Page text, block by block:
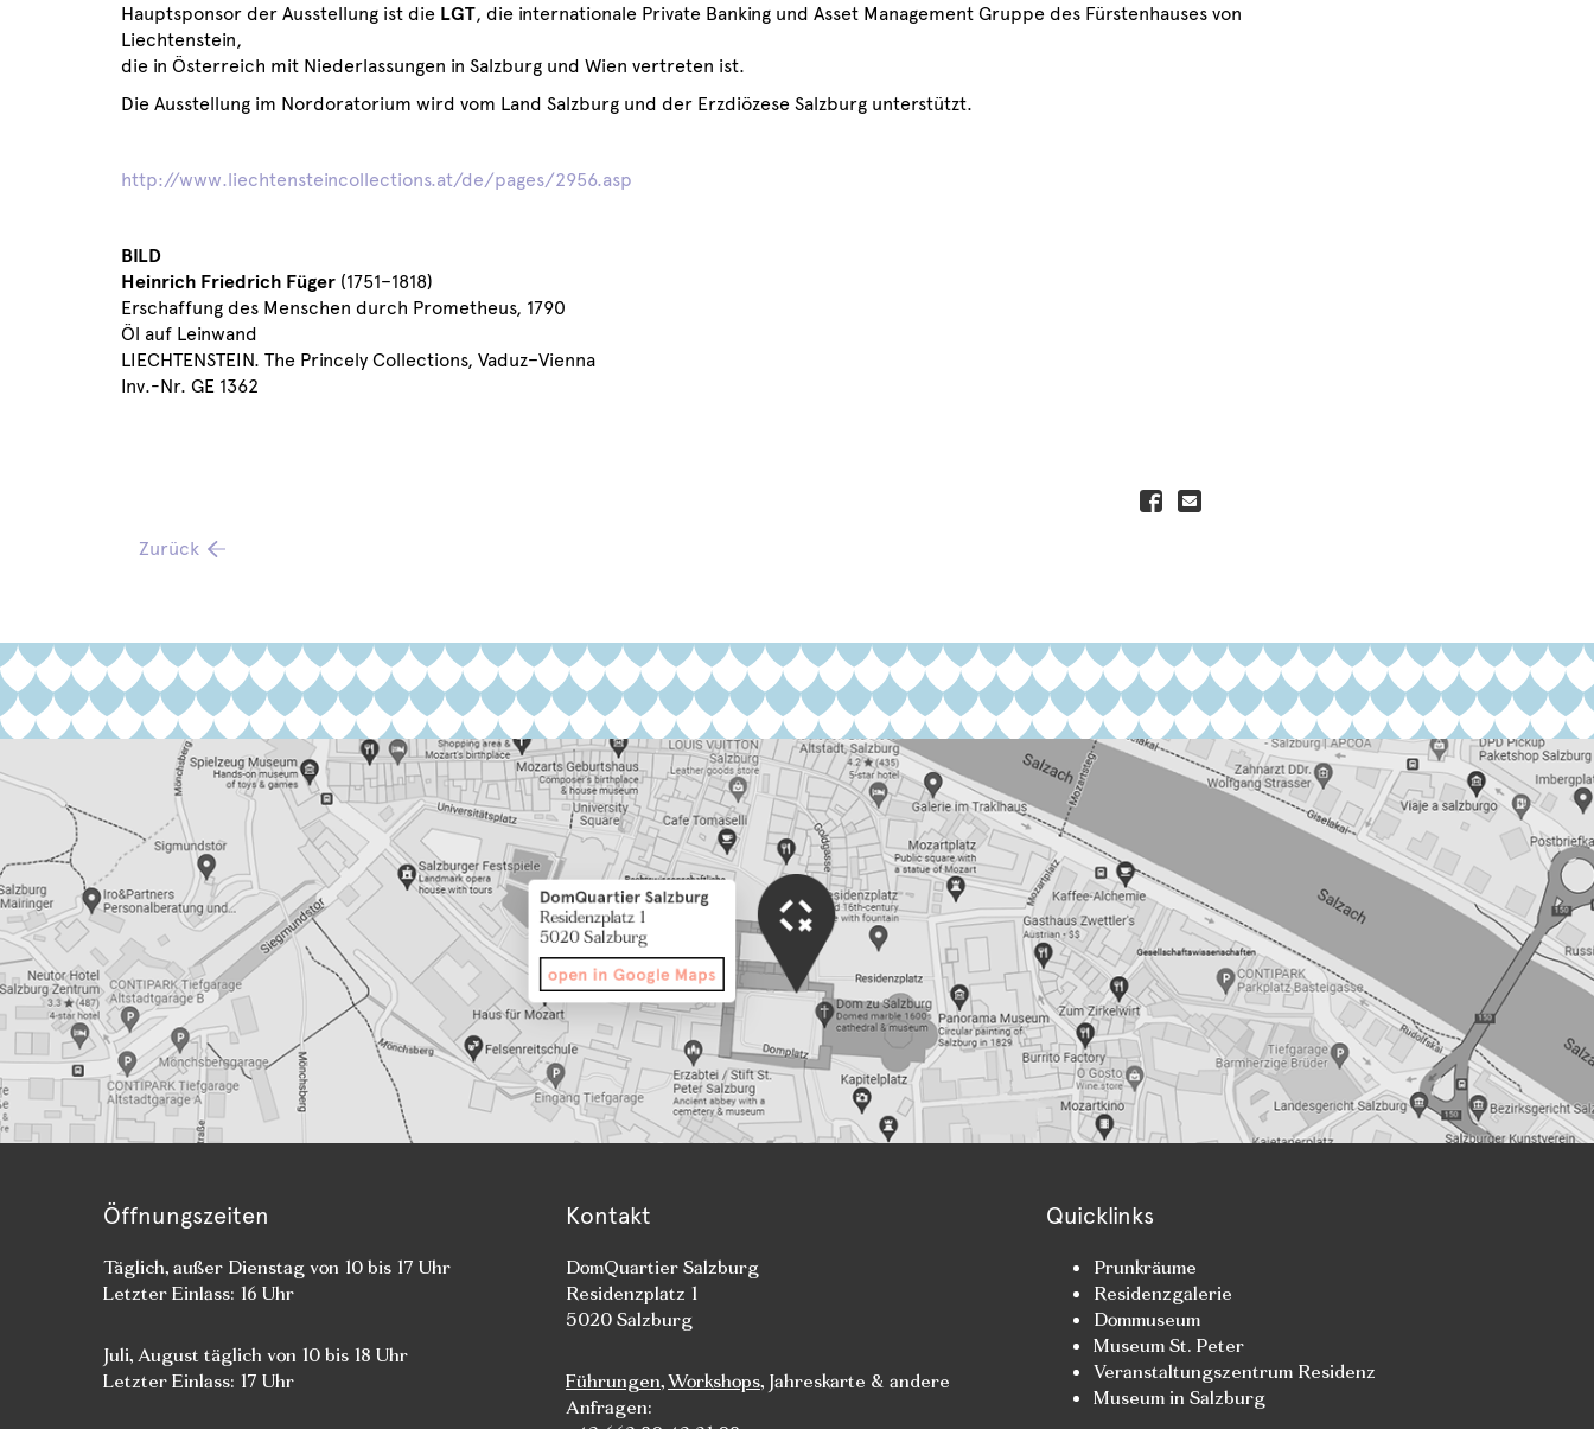
Hauptsponsor der Ausstellung ist die LGT, die internationale Private Banking und Asset Management Gruppe des Fürstenhauses von
Liechtenstein,
die in Österreich mit Niederlassungen in Salzburg und Wien vertreten ist.
Die Ausstellung im Nordoratorium wird vom Land Salzburg und der Erzdiözese Salzburg unterstützt.
http://www.liechtensteincollections.at/de/pages/2956.asp
BILD
Heinrich Friedrich Füger (1751–1818)
Erschaffung des Menschen durch Prometheus, 1790
Öl auf Leinwand
LIECHTENSTEIN. The Princely Collections, Vaduz–Vienna
Inv.-Nr. GE 1362
Zurück
Kontakt
DomQuartier Salzburg
Residenzplatz 1
5020 Salzburg
Führungen,Workshops, Jahreskarte & andere
Anfragen:
Öffnungszeiten
Täglich, außer Dienstag von 10 bis 17 Uhr
Letzter Einlass: 16 Uhr
Juli, August täglich von 10 bis 18 Uhr
Letzter Einlass: 17 Uhr
Quicklinks
Prunkräume
Residenzgalerie
Dommuseum
Museum St. Peter
Veranstaltungszentrum Residenz
Museum in Salzburg